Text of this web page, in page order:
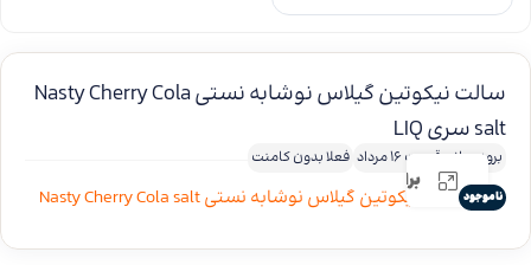
سالت نیکوتین گیلاس نوشابه نستی Nasty Cherry Cola
salt سری LIQ
بروزرسانی قیمت 16 مرداد فعلا بدون کامنت
ناموجود
برای بزرگنمایی کلیک کنید